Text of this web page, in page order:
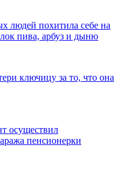
людей похитила себе на
пива, арбуз и дыню
ключицу за то, что она
осуществил
пенсионерки